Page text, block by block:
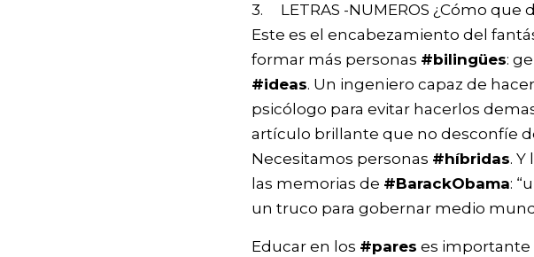
3. LETRAS -NUMEROS ¿Cómo que
Este es el encabezamiento del
formar más personas #bilingües:
#ideas. Un ingeniero capaz de
psicólogo para evitar hacerlos
artículo brillante que no desconfíe
Necesitamos personas #híbridas.
las memorias de #BarackObama:
un truco para gobernar medio
Educar en los #pares es importante